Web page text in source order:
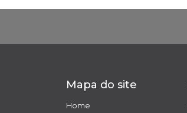
Mapa do site
Home